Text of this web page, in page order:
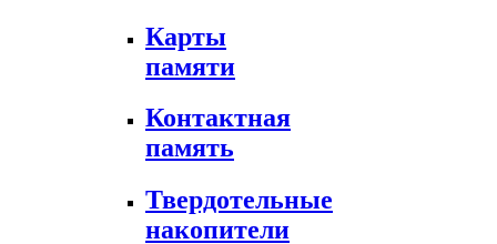
Карты
памяти
Контактная
память
Твердотельные
накопители